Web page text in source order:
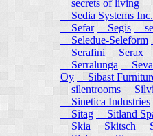
secrets of living
Sedia Systems Inc.
Sefar
Segis
Seledue-Seleform
Serafini
Serax
Serralunga
Oy
Sibast
silentrooms
Sinetica Industries
Sitag
Sitland
Skia
Skitsch